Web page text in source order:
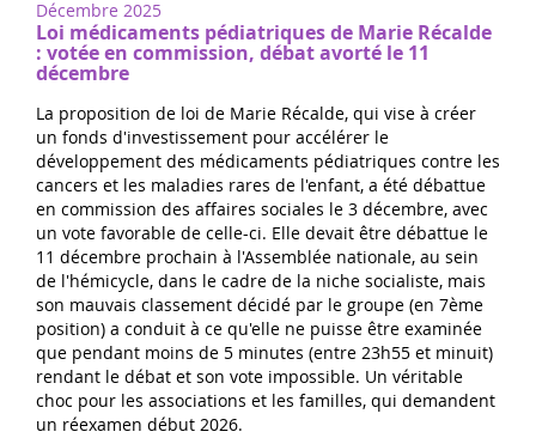
Décembre 2025
Loi médicaments pédiatriques de Marie Récalde
: votée en commission, débat avorté le 11
décembre
La proposition de loi de Marie Récalde, qui vise à créer
un fonds d'investissement pour accélérer le
développement des médicaments pédiatriques contre les
cancers et les maladies rares de l'enfant, a été débattue
en commission des affaires sociales le 3 décembre, avec
un vote favorable de celle-ci. Elle devait être débattue le
11 décembre prochain à l'Assemblée nationale, au sein
de l'hémicycle, dans le cadre de la niche socialiste, mais
son mauvais classement décidé par le groupe (en 7ème
position) a conduit à ce qu'elle ne puisse être examinée
que pendant moins de 5 minutes (entre 23h55 et minuit)
rendant le débat et son vote impossible. Un véritable
choc pour les associations et les familles, qui demandent
un réexamen début 2026.